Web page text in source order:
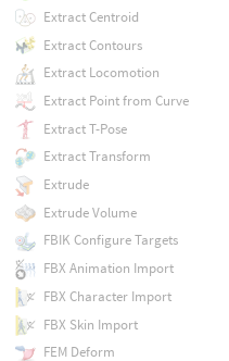
Extract Centroid
Extract Contours
Extract Locomotion
Extract Point from Curve
Extract T-Pose
Extract Transform
Extrude
Extrude Volume
FBIK Configure Targets
FBX Animation Import
FBX Character Import
FBX Skin Import
FEM Deform